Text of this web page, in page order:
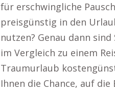
für erschwingliche
preisgünstig in den
nutzen? Genau dann
im Vergleich zu einem
Traumurlaub
Ihnen die Chance, auf